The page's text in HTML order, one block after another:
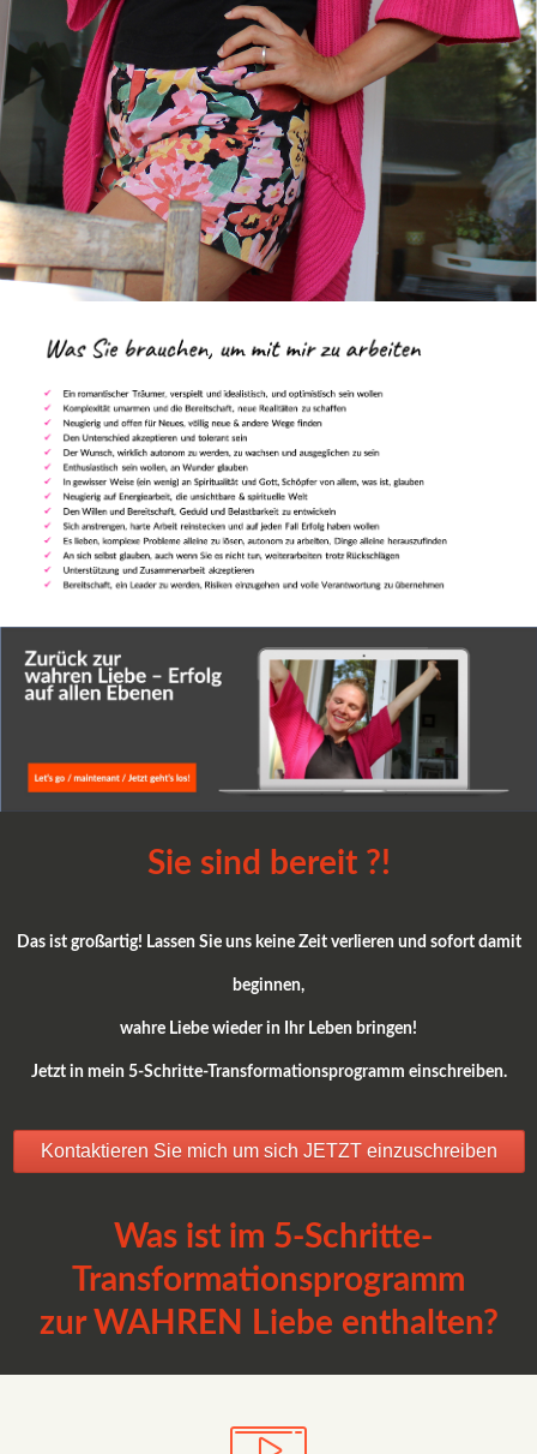
Sie sind bereit ?!
Das ist großartig! Lassen Sie uns keine Zeit verlieren und sofort damit
beginnen,
wahre Liebe wieder in Ihr Leben bringen!
Jetzt in mein 5-Schritte-Transformationsprogramm einschreiben.
Kontaktieren Sie mich um sich JETZT einzuschreiben
Was ist im 5-Schritte-
Transformationsprogramm
zur WAHREN Liebe enthalten?